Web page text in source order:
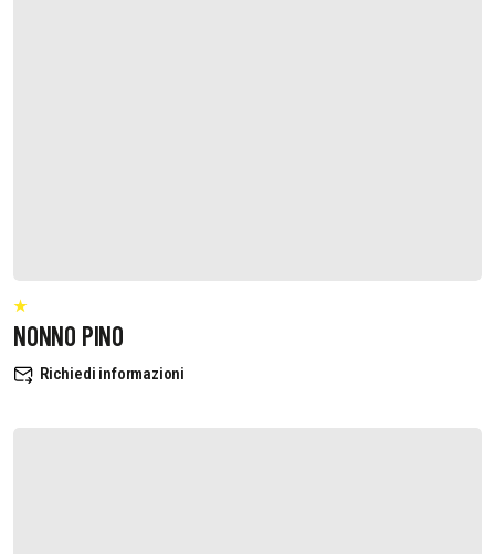
NONNO PINO
Richiedi informazioni